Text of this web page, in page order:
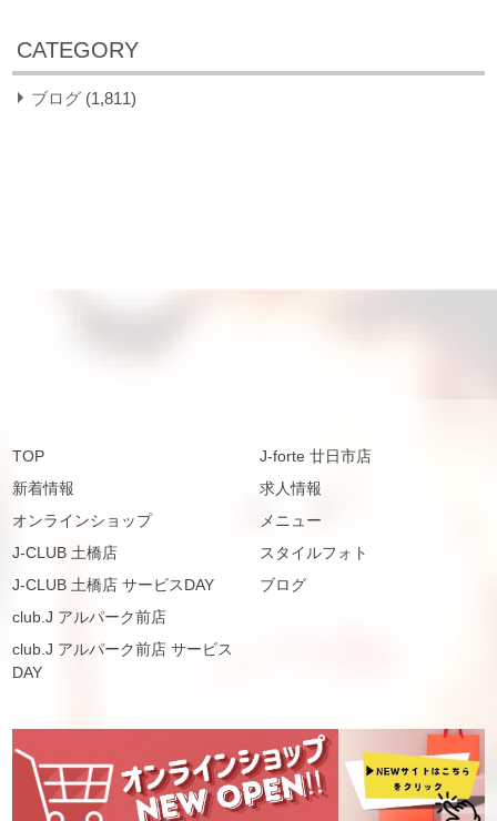
CATEGORY
ブログ (1,811)
TOP
新着情報
オンラインショップ
J-CLUB 土橋店
J-CLUB 土橋店 サービスDAY
club.J アルパーク前店
club.J アルパーク前店 サービス
DAY
J-forte 廿日市店
求人情報
メニュー
スタイルフォト
ブログ